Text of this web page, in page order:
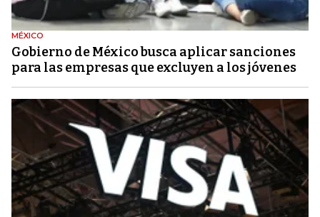
MÉXICO
Gobierno de México busca aplicar sanciones
para las empresas que excluyen a los jóvenes